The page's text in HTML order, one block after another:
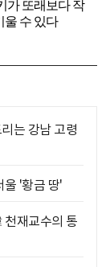
는 강남 고령
'황금 땅'
재교수의 통